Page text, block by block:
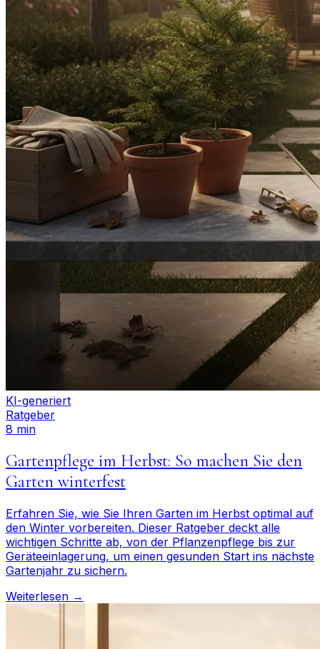
KI-generiert
Ratgeber
8 min
Gartenpflege im Herbst: So machen Sie den
Garten winterfest
Erfahren Sie, wie Sie Ihren Garten im Herbst optimal auf
den Winter vorbereiten. Dieser Ratgeber deckt alle
wichtigen Schritte ab, von der Pflanzenpflege bis zur
Geräteeinlagerung, um einen gesunden Start ins nächste
Gartenjahr zu sichern.
Weiterlesen →